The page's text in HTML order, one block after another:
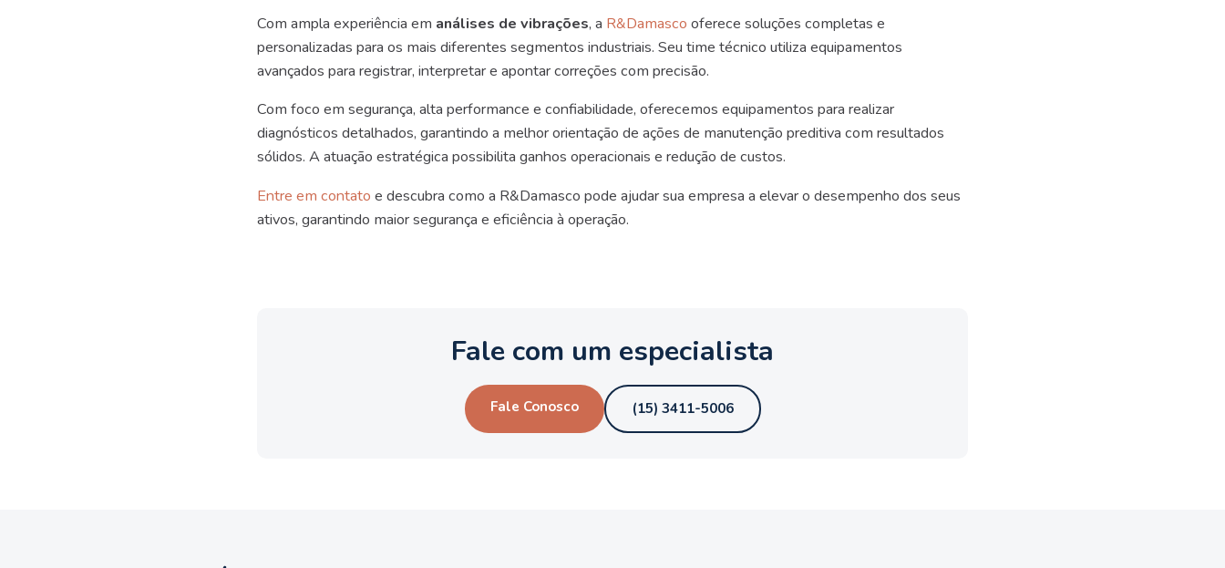
Com ampla experiência em análises de vibrações, a R&Damasco oferece soluções completas e
personalizadas para os mais diferentes segmentos industriais. Seu time técnico utiliza equipamentos
avançados para registrar, interpretar e apontar correções com precisão.
Com foco em segurança, alta performance e confiabilidade, oferecemos equipamentos para realizar
diagnósticos detalhados, garantindo a melhor orientação de ações de manutenção preditiva com resultados
sólidos. A atuação estratégica possibilita ganhos operacionais e redução de custos.
Entre em contato e descubra como a R&Damasco pode ajudar sua empresa a elevar o desempenho dos seus
ativos, garantindo maior segurança e eficiência à operação.
Fale com um especialista
Fale Conosco (15) 3411-5006